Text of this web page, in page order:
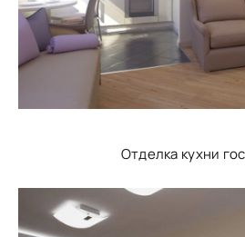
Отделка кухни